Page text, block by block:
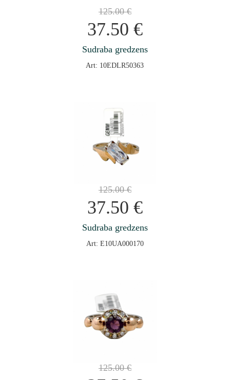
125.00€
37.50 €
Sudraba gredzens
Art: 10EDLR50363
125.00€
37.50 €
Sudraba gredzens
Art: E10UA000170
125.00€